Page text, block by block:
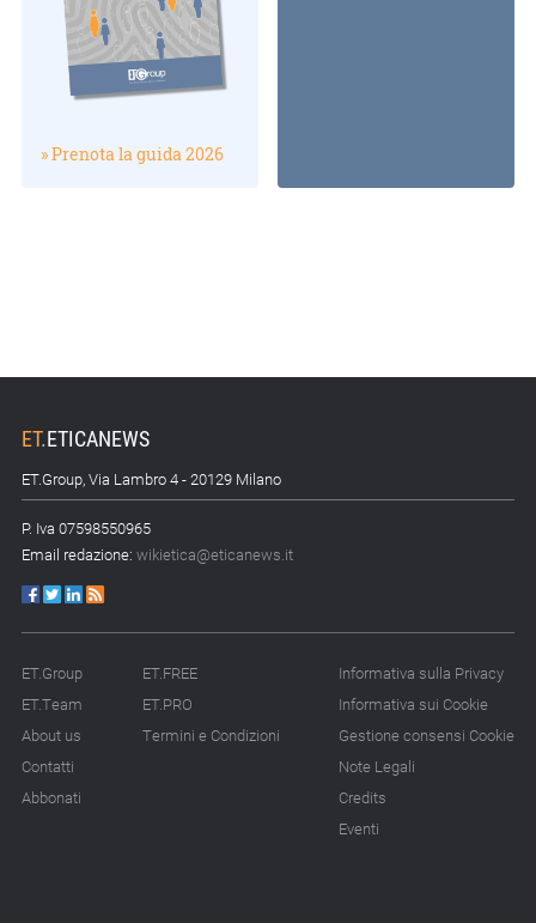
» Prenota la guida 2026
ET.ETICANEWS
ET.Group, Via Lambro 4 - 20129 Milano
P. Iva 07598550965
Email redazione: wikietica@eticanews.it
ET.Group
ET.Team
About us
Contatti
Abbonati
ET.FREE
ET.PRO
Termini e Condizioni
Informativa sulla Privacy
Informativa sui Cookie
Gestione consensi Cookie
Note Legali
Credits
Eventi